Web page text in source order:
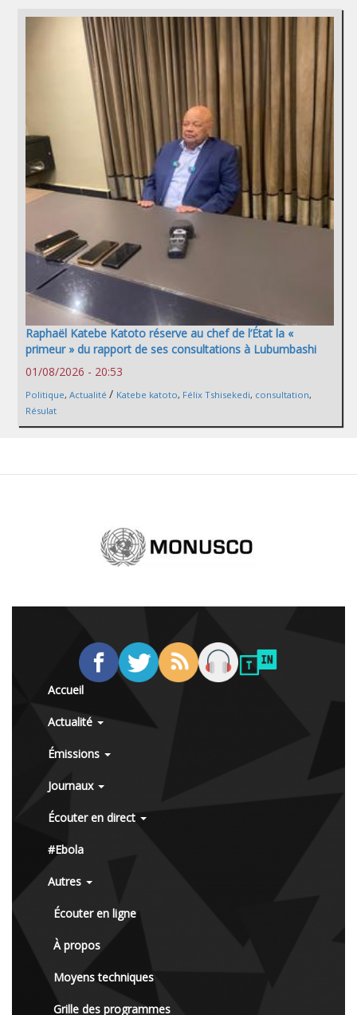
Raphaël Katebe Katoto réserve au chef de l’État la «
primeur » du rapport de ses consultations à Lubumbashi
01/08/2026 - 20:53
Politique, Actualité / Katebe katoto, Félix Tshisekedi, consultation,
Résulat
Accueil
Actualité
Émissions
Journaux
Écouter en direct
#Ebola
Autres
Écouter en ligne
À propos
Moyens techniques
Grille des programmes